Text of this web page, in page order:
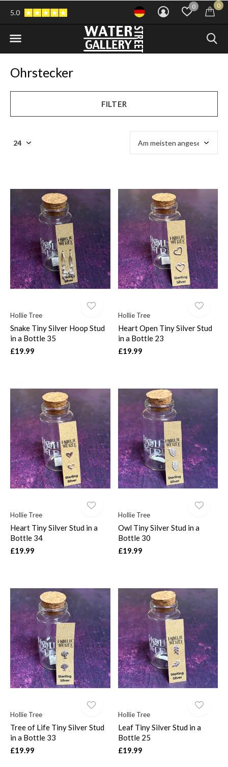
0 0
5.0
Ohrstecker
FILTER
Hollie Tree
Snake Tiny Silver Hoop Stud
in a Bottle 35
£19.99
Hollie Tree
Heart Open Tiny Silver Stud
in a Bottle 23
£19.99
Hollie Tree
Heart Tiny Silver Stud in a
Bottle 34
£19.99
Hollie Tree
Owl Tiny Silver Stud in a
Bottle 30
£19.99
Hollie Tree
Tree of Life Tiny Silver Stud
in a Bottle 33
£19.99
Hollie Tree
Leaf Tiny Silver Stud in a
Bottle 25
£19.99